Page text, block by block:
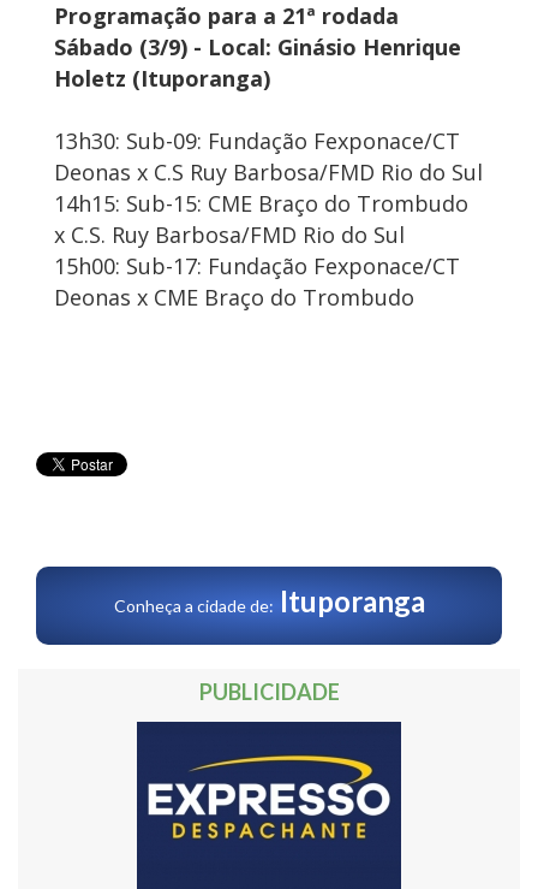
Programação para a 21ª rodada
Sábado (3/9) - Local: Ginásio Henrique
Holetz (Ituporanga)
13h30: Sub-09: Fundação Fexponace/CT
Deonas x C.S Ruy Barbosa/FMD Rio do Sul
14h15: Sub-15: CME Braço do Trombudo
x C.S. Ruy Barbosa/FMD Rio do Sul
15h00: Sub-17: Fundação Fexponace/CT
Deonas x CME Braço do Trombudo
Conheça a cidade de: Ituporanga
PUBLICIDADE